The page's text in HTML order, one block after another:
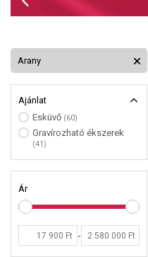
Arany
Ajánlat
Esküvő (60)
Gravírozható ékszerek
(41)
Ár
-